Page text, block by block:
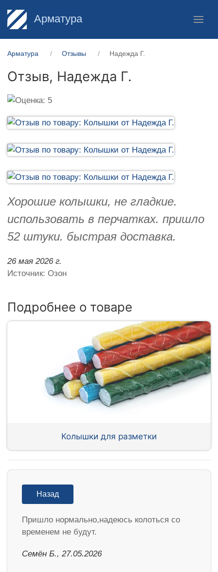
Арматура
Арматура Отзывы Надежда Г.
Отзыв, Надежда Г.
Хорошие колышки, не гладкие.
использовать в перчатках. пришло
52 штуки. быстрая доставка.
26 мая 2026 г.
Источник: Озон
Подробнее о товаре
Колышки для разметки
Назад
Пришло нормально,надеюсь колоться со
временем не будут.
Семён Б., 27.05.2026